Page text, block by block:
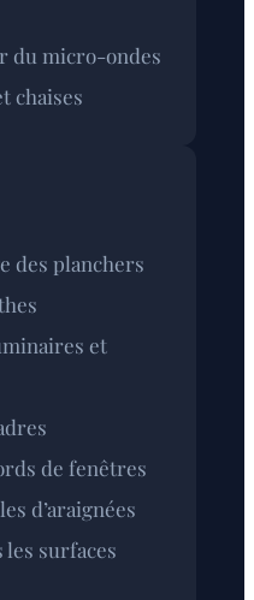
du micro-ondes
chaises
des planchers
et
de fenêtres
d’araignées
les surfaces